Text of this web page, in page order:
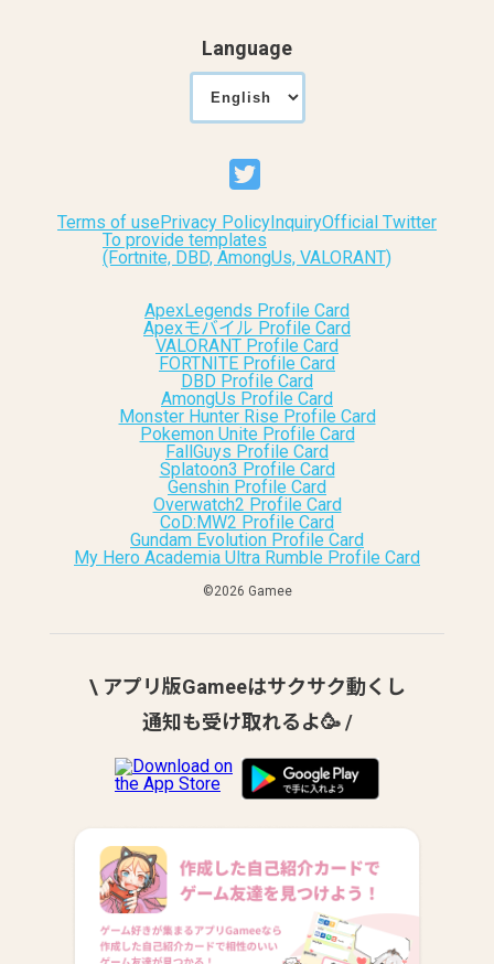
Language
Terms of usePrivacy Policy InquiryOfficial Twitter
To provide templates
(Fortnite, DBD, AmongUs, VALORANT)
ApexLegends Profile Card
Apexモバイル Profile Card
VALORANT Profile Card
FORTNITE Profile Card
DBD Profile Card
AmongUs Profile Card
Monster Hunter Rise Profile Card
Pokemon Unite Profile Card
FallGuys Profile Card
Splatoon3 Profile Card
Genshin Profile Card
Overwatch2 Profile Card
CoD:MW2 Profile Card
Gundam Evolution Profile Card
My Hero Academia Ultra Rumble Profile Card
©︎2026 Gamee
\ アプリ版Gameeはサクサク動くし
通知も受け取れるよ🥳 /